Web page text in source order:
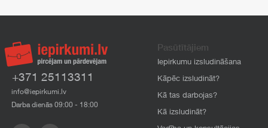
+371 25113311
info@iepirkumi.lv
Darba dienās 09:00 - 18:00
Pasūtītājiem
Iepirkumu izsludināšana
Kāpēc izsludināt?
Kā tas darbojas?
Kā izsludināt?